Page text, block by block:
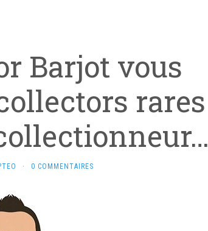
Barjot vous
rares
· 0 COMMENTAIRES